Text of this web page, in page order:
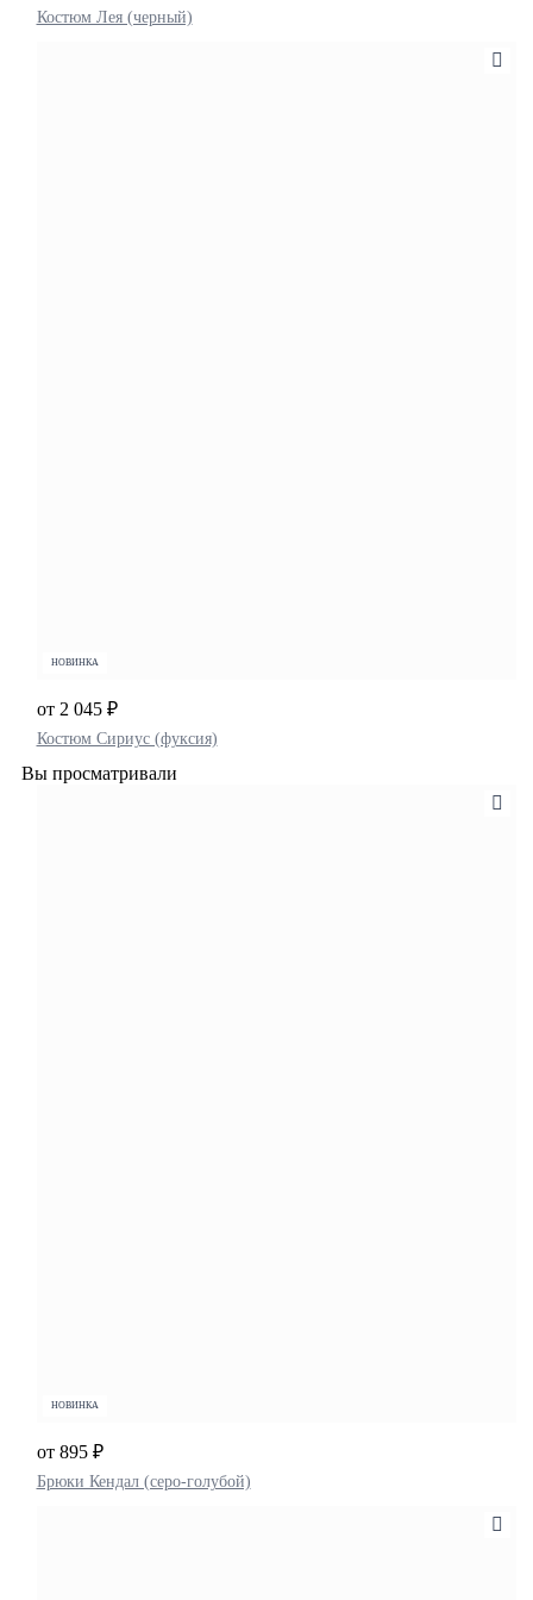
Костюм Лея (черный)
НОВИНКА
Костюм Сириус (фуксия)
от 2 045 ₽
Вы просматривали
НОВИНКА
Брюки Кендал (серо-голубой)
от 895 ₽